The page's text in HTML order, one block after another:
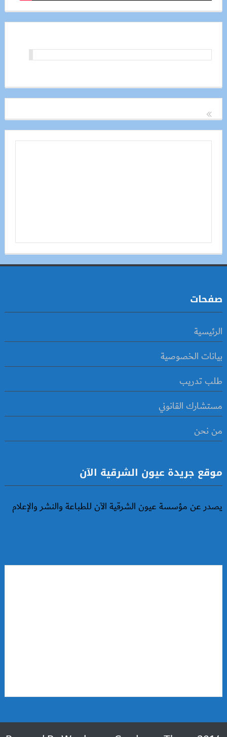
صفحات
الرئيسية
بيانات الخصوصية
طلب تدريب
مستشارك القانوني
من نحن
موقع جريدة عيون الشرقية الآن
يصدر عن مؤسسة عيون الشرقية الآن للطباعة والنشر والإعلام